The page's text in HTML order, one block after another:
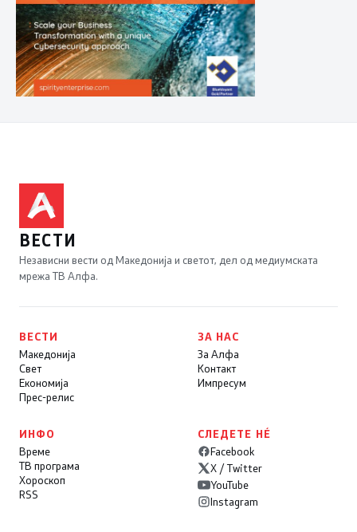
ВЕСТИ
Независни вести од Македонија и светот, дел од медиумската
мрежа ТВ Алфа.
ВЕСТИ
Македонија
Свет
Економија
Прес-релис
ЗА НАС
За Алфа
Контакт
Импресум
ИНФО
Време
ТВ програма
Хороскоп
RSS
СЛЕДЕТЕ НÉ
Facebook
X / Twitter
YouTube
Instagram